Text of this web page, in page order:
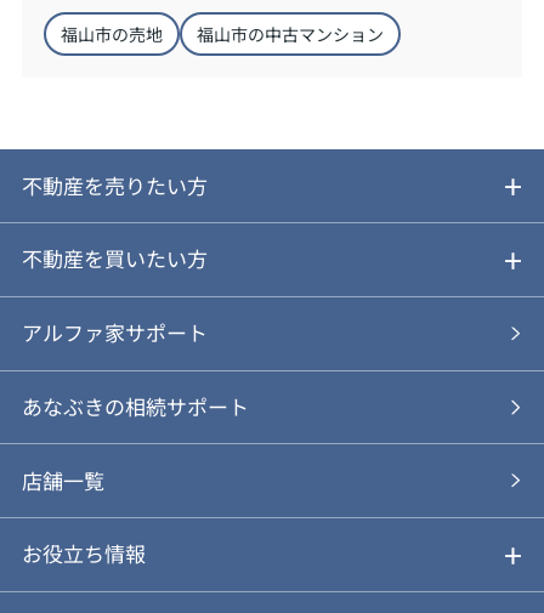
福山市の売地 福山市の中古マンション
不動産を売りたい方
ご売却ガイド
ご売却の流れ
あなぶきの仲介
あなぶきの買取
仲介と買取のメリット・デメリット
不動産を買いたい方
ご購入ガイド
物件を探す
購入の流れ
購入前も後も安心サポート
アルファ家サポート
あなぶきの相続サポート
店舗一覧
お役立ち情報